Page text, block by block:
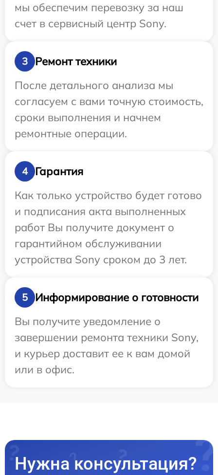
мы обеспечим перевозку за наш
счет в сервисный центр Sony.
3
Ремонт техники
После детального анализа мы
согласуем с вами точную стоимость,
сроки выполнения и начнем
ремонтные операции.
4
Гарантия
Как только устройство будет готово
и подписания акта выполненных
работ Вы получите документ о
гарантийном обслуживании
устройства Sony сроком до 3 лет.
5
Информирование о готовности
Вы получите уведомление о
завершении ремонта техники Sony,
и курьер доставит ее к вам домой
или в офис.
Нужна консультация?